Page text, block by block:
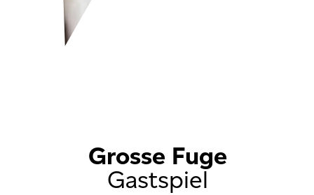
Grosse Fuge
Gastspiel